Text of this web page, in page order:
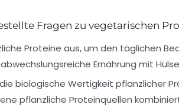
Fragen zu vegetarischen
Proteine aus, um den täglichen
Ernährung mit
biologische Wertigkeit pflanzlicher
pflanzliche Proteinquellen